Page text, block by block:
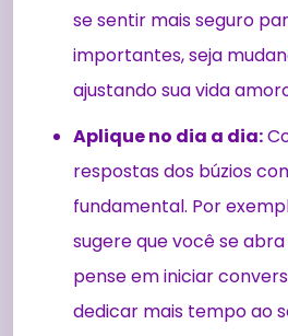
se sentir mais seguro
importantes, seja
ajustando sua vida
Aplique no dia a dia:
respostas dos búzios
fundamental. Por
sugere que você se
pense em iniciar
dedicar mais tempo ao